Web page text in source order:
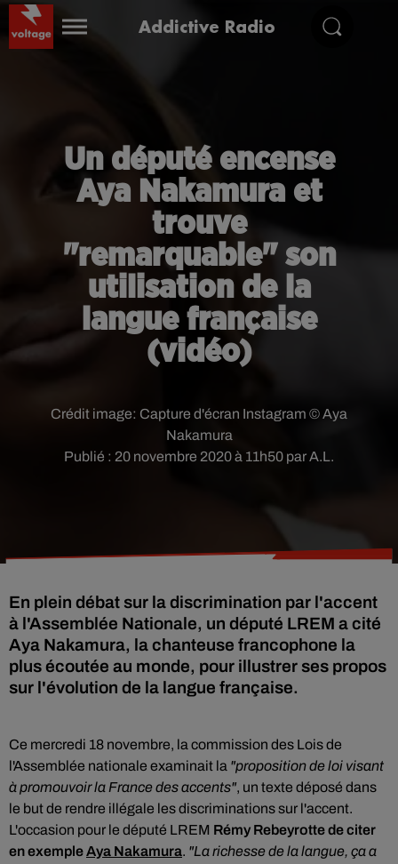
Addictive Radio
Un député encense
Aya Nakamura et
trouve
"remarquable" son
utilisation de la
langue française
(vidéo)
Publié : 20 novembre 2020 à 11h50 par A.L.
Crédit image: Capture d'écran Instagram © Aya
Nakamura
En plein débat sur la discrimination par l'accent
à l'Assemblée Nationale, un député LREM a cité
Aya Nakamura, la chanteuse francophone la
plus écoutée au monde, pour illustrer ses propos
sur l'évolution de la langue française.
Ce mercredi 18 novembre, la commission des Lois de
l'Assemblée nationale examinait la "proposition de loi visant
à promouvoir la France des accents", un texte déposé dans
le but de rendre illégale les discriminations sur l'accent.
L'occasion pour le député LREM Rémy Rebeyrotte de citer
en exempleAya Nakamura. "La richesse de la langue, ça a